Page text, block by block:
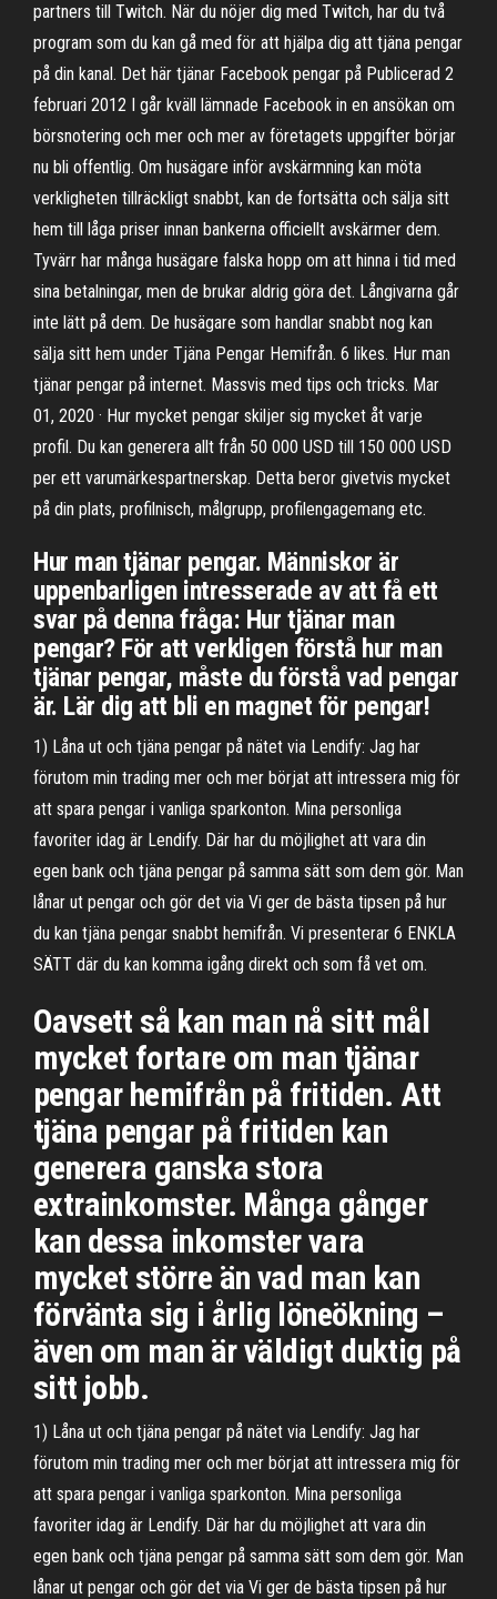
partners till Twitch. När du nöjer dig med Twitch, har du två
program som du kan gå med för att hjälpa dig att tjäna pengar
på din kanal. Det här tjänar Facebook pengar på Publicerad 2
februari 2012 I går kväll lämnade Facebook in en ansökan om
börsnotering och mer och mer av företagets uppgifter börjar
nu bli offentlig. Om husägare inför avskärmning kan möta
verkligheten tillräckligt snabbt, kan de fortsätta och sälja sitt
hem till låga priser innan bankerna officiellt avskärmer dem.
Tyvärr har många husägare falska hopp om att hinna i tid med
sina betalningar, men de brukar aldrig göra det. Långivarna går
inte lätt på dem. De husägare som handlar snabbt nog kan
sälja sitt hem under Tjäna Pengar Hemifrån. 6 likes. Hur man
tjänar pengar på internet. Massvis med tips och tricks. Mar
01, 2020 · Hur mycket pengar skiljer sig mycket åt varje
profil. Du kan generera allt från 50 000 USD till 150 000 USD
per ett varumärkespartnerskap. Detta beror givetvis mycket
på din plats, profilnisch, målgrupp, profilengagemang etc.
Hur man tjänar pengar. Människor är
uppenbarligen intresserade av att få ett
svar på denna fråga: Hur tjänar man
pengar? För att verkligen förstå hur man
tjänar pengar, måste du förstå vad pengar
är. Lär dig att bli en magnet för pengar!
1) Låna ut och tjäna pengar på nätet via Lendify: Jag har
förutom min trading mer och mer börjat att intressera mig för
att spara pengar i vanliga sparkonton. Mina personliga
favoriter idag är Lendify. Där har du möjlighet att vara din
egen bank och tjäna pengar på samma sätt som dem gör. Man
lånar ut pengar och gör det via Vi ger de bästa tipsen på hur
du kan tjäna pengar snabbt hemifrån. Vi presenterar 6 ENKLA
SÄTT där du kan komma igång direkt och som få vet om.
Oavsett så kan man nå sitt mål
mycket fortare om man tjänar
pengar hemifrån på fritiden. Att
tjäna pengar på fritiden kan
generera ganska stora
extrainkomster. Många gånger
kan dessa inkomster vara
mycket större än vad man kan
förvänta sig i årlig löneökning –
även om man är väldigt duktig på
sitt jobb.
1) Låna ut och tjäna pengar på nätet via Lendify: Jag har
förutom min trading mer och mer börjat att intressera mig för
att spara pengar i vanliga sparkonton. Mina personliga
favoriter idag är Lendify. Där har du möjlighet att vara din
egen bank och tjäna pengar på samma sätt som dem gör. Man
lånar ut pengar och gör det via Vi ger de bästa tipsen på hur